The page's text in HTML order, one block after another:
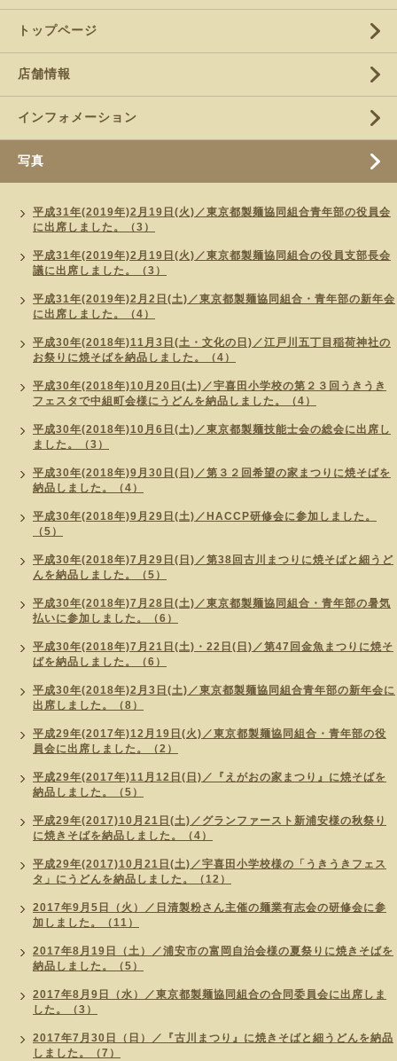
トップページ
店舗情報
インフォメーション
写真
平成31年(2019年)2月19日(火)／東京都製麺協同組合青年部の役員会
に出席しました。（3）
平成31年(2019年)2月19日(火)／東京都製麺協同組合の役員支部長会
議に出席しました。（3）
平成31年(2019年)2月2日(土)／東京都製麺協同組合・青年部の新年会
に出席しました。（4）
平成30年(2018年)11月3日(土・文化の日)／江戸川五丁目稲荷神社の
お祭りに焼そばを納品しました。（4）
平成30年(2018年)10月20日(土)／宇喜田小学校の第２３回うきうき
フェスタで中組町会様にうどんを納品しました。（4）
平成30年(2018年)10月6日(土)／東京都製麺技能士会の総会に出席し
ました。（3）
平成30年(2018年)9月30日(日)／第３２回希望の家まつりに焼そばを
納品しました。（4）
平成30年(2018年)9月29日(土)／HACCP研修会に参加しました。
（5）
平成30年(2018年)7月29日(日)／第38回古川まつりに焼そばと細うど
んを納品しました。（5）
平成30年(2018年)7月28日(土)／東京都製麺協同組合・青年部の暑気
払いに参加しました。（6）
平成30年(2018年)7月21日(土)・22日(日)／第47回金魚まつりに焼そ
ばを納品しました。（6）
平成30年(2018年)2月3日(土)／東京都製麺協同組合青年部の新年会に
出席しました。（8）
平成29年(2017年)12月19日(火)／東京都製麺協同組合・青年部の役
員会に出席しました。（2）
平成29年(2017年)11月12日(日)／『えがおの家まつり』に焼そばを
納品しました。（5）
平成29年(2017)10月21日(土)／グランファースト新浦安様の秋祭り
に焼きそばを納品しました。（4）
平成29年(2017)10月21日(土)／宇喜田小学校様の「うきうきフェス
タ」にうどんを納品しました。（12）
2017年9月5日（火）／日清製粉さん主催の麺業有志会の研修会に参
加しました。（11）
2017年8月19日（土）／浦安市の富岡自治会様の夏祭りに焼きそばを
納品しました。（5）
2017年8月9日（水）／東京都製麺協同組合の合同委員会に出席しま
した。（3）
2017年7月30日（日）／『古川まつり』に焼きそばと細うどんを納品
しました。（7）